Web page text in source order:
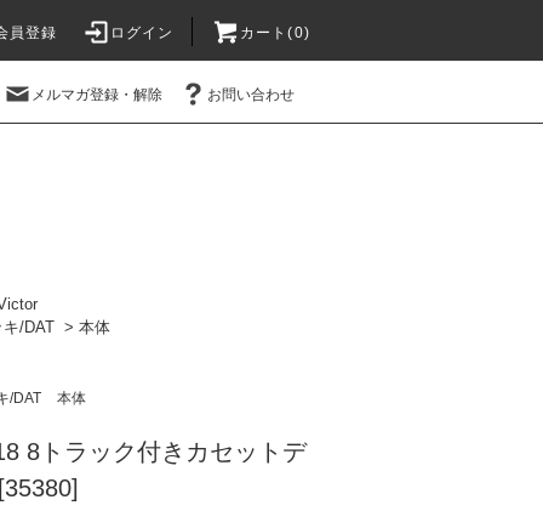
員登録 ログイン カート(0)
メルマガ登録・解除 お問い合わせ
/DAT > 本体
/DAT 本体
8トラック付きカセットデ